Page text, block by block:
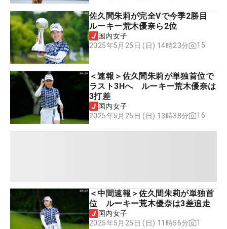
佐久間朱莉が完全Vで今季2勝目
ルーキー荒木優奈ら2位
国内女子
2025年5月25日 (日) 14時23分
15
＜速報＞佐久間朱莉が単独首位で
ラスト3Hへ ルーキー荒木優奈は
3打差
国内女子
2025年5月25日 (日) 13時38分
16
＜中間速報＞佐久間朱莉が単独首
位 ルーキー荒木優奈は3差追走
国内女子
2025年5月25日 (日) 11時56分
1